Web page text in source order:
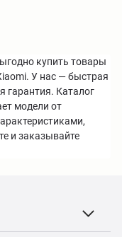
купить товары
У нас — быстрая
гарантия. Каталог
модели от
и заказывайте